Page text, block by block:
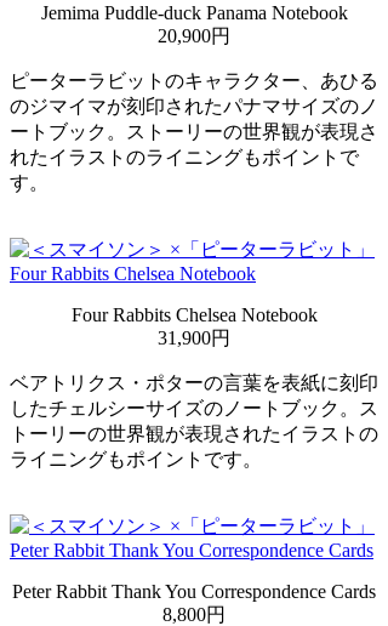
Jemima Puddle-duck Panama Notebook
20,900円
ピーターラビットのキャラクター、あひる
のジマイマが刻印されたパナマサイズのノ
ートブック。ストーリーの世界観が表現さ
れたイラストのライニングもポイントで
す。
Four Rabbits Chelsea Notebook
31,900円
ベアトリクス・ポターの言葉を表紙に刻印
したチェルシーサイズのノートブック。ス
トーリーの世界観が表現されたイラストの
ライニングもポイントです。
Peter Rabbit Thank You Correspondence Cards
8,800円